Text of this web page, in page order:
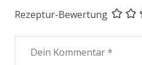
Rezeptur-Bewertung